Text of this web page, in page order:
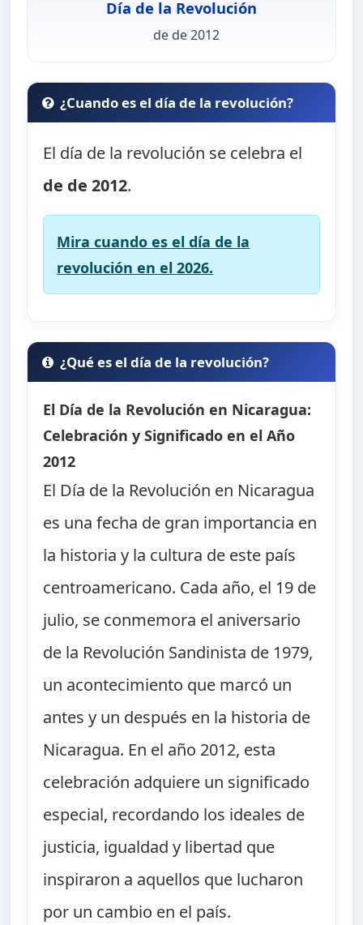
Día de la Revolución
de de 2012
¿Cuando es el día de la revolución?
El día de la revolución se celebra el
de de 2012.
Mira cuando es el día de la
revolución en el 2026.
¿Qué es el día de la revolución?
El Día de la Revolución en Nicaragua:
Celebración y Significado en el Año
2012
El Día de la Revolución en Nicaragua
es una fecha de gran importancia en
la historia y la cultura de este país
centroamericano. Cada año, el 19 de
julio, se conmemora el aniversario
de la Revolución Sandinista de 1979,
un acontecimiento que marcó un
antes y un después en la historia de
Nicaragua. En el año 2012, esta
celebración adquiere un significado
especial, recordando los ideales de
justicia, igualdad y libertad que
inspiraron a aquellos que lucharon
por un cambio en el país.